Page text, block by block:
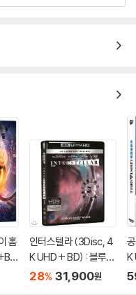
포장한 경우, 카톤박스 손상
교환/반품 신청시 불량 확
며, 동영상이 없는 경우 교
에 대해서는 반품/교환이 불
BD 전용 기기에서 재생하실
은 경우가 있습니다. 디스크
용 제품을 이용하면 대부분
제로 정상적인 디스크도 재
플레이어 사용을 권장드리
홈
인터스텔라 (3Disc, 4
K UHD + BD) : 블루레
이
28% 31,900원
K